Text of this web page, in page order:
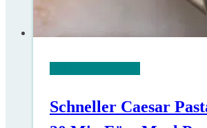
Schneller Caesar